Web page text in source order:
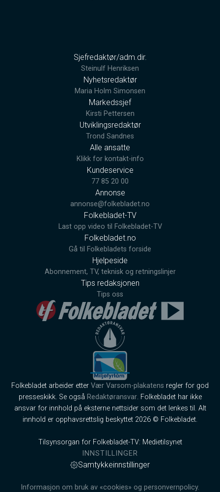
Sjefredaktør/adm.dir.
Steinulf Henriksen
Nyhetsredaktør
Maria Holm Simonsen
Markedssjef
Kirsti Pettersen
Utviklingsredaktør
Trond Sandnes
Alle ansatte
Klikk for kontakt-info
Kundeservice
77 85 20 00
Annonse
annonse@folkebladet.no
Folkebladet-TV
Last opp video til Folkebladet-TV
Folkebladet.no
Gå til Folkebladets forside
Hjelpeside
Abonnement, TV, teknisk og retningslinjer
Tips redaksjonen
Tips oss
Folkebladet arbeider etter Vær Varsom-plakatens regler for god
presseskikk. Se også Redaktøransvar. Folkebladet har ikke
ansvar for innhold på eksterne nettsider som det lenkes til. Alt
innhold er opphavsrettslig beskyttet 2026 © Folkebladet.
Tilsynsorgan for Folkebladet-TV: Medietilsynet
INNSTILLINGER
Samtykkeinnstillinger
Informasjon om bruk av «cookies» og personvernpolicy.